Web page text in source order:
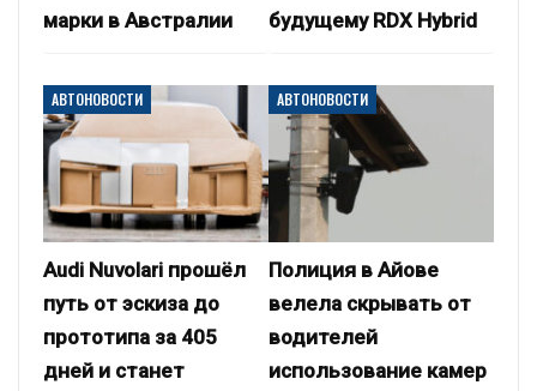
марки в Австралии
будущему RDX Hybrid
АВТОНОВОСТИ
Audi Nuvolari прошёл
путь от эскиза до
прототипа за 405
дней и станет
АВТОНОВОСТИ
Полиция в Айове
велела скрывать от
водителей
использование камер